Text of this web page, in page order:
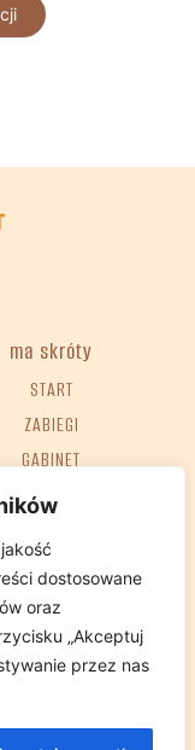
dostosowane
oraz
„Akceptuj
przez nas
ma skróty
START
ZABIEGI
GABINET
KOMPETENCJE
ENCYKLOPEDIA
FAQ